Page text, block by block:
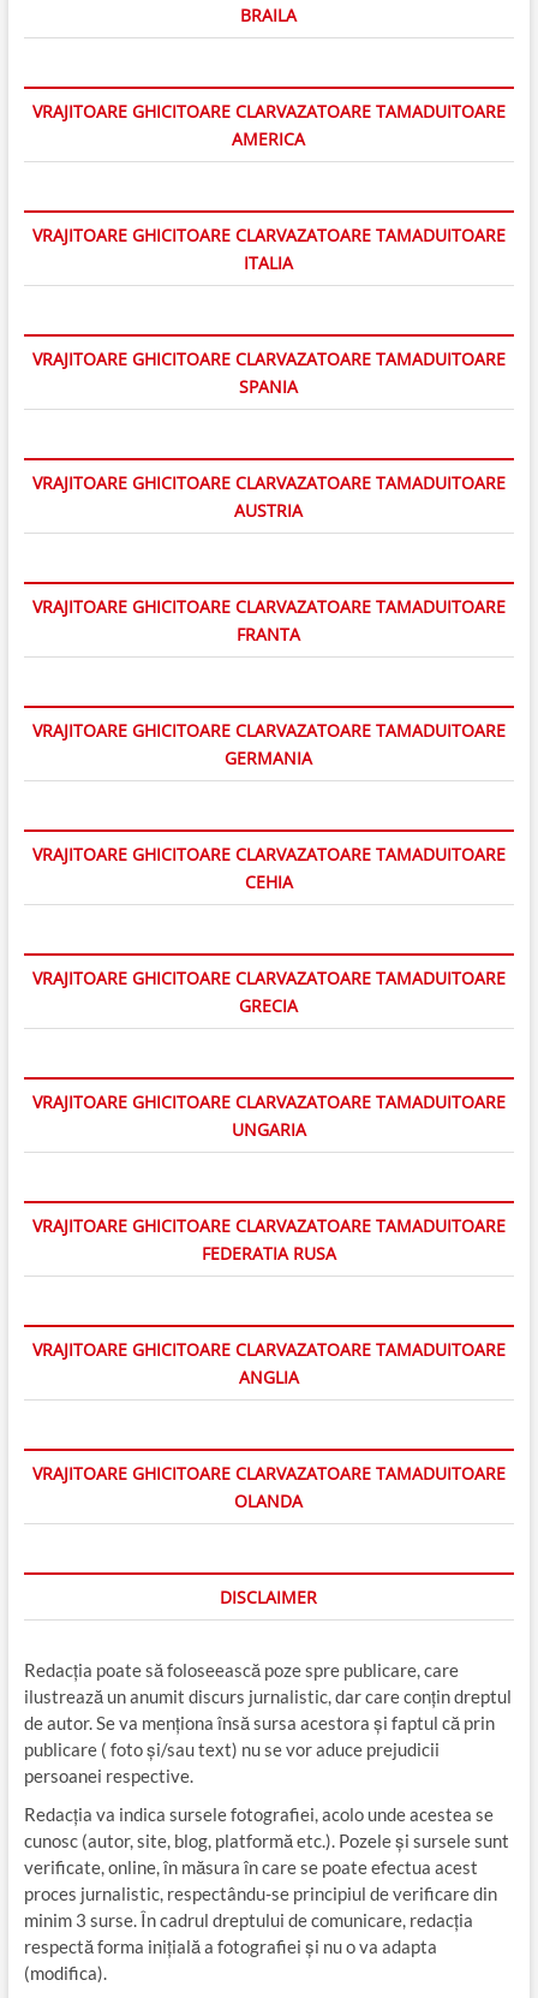
BRAILA
VRAJITOARE GHICITOARE CLARVAZATOARE TAMADUITOARE
AMERICA
VRAJITOARE GHICITOARE CLARVAZATOARE TAMADUITOARE
ITALIA
VRAJITOARE GHICITOARE CLARVAZATOARE TAMADUITOARE
SPANIA
VRAJITOARE GHICITOARE CLARVAZATOARE TAMADUITOARE
AUSTRIA
VRAJITOARE GHICITOARE CLARVAZATOARE TAMADUITOARE
FRANTA
VRAJITOARE GHICITOARE CLARVAZATOARE TAMADUITOARE
GERMANIA
VRAJITOARE GHICITOARE CLARVAZATOARE TAMADUITOARE
CEHIA
VRAJITOARE GHICITOARE CLARVAZATOARE TAMADUITOARE
GRECIA
VRAJITOARE GHICITOARE CLARVAZATOARE TAMADUITOARE
UNGARIA
VRAJITOARE GHICITOARE CLARVAZATOARE TAMADUITOARE
FEDERATIA RUSA
VRAJITOARE GHICITOARE CLARVAZATOARE TAMADUITOARE
ANGLIA
VRAJITOARE GHICITOARE CLARVAZATOARE TAMADUITOARE
OLANDA
DISCLAIMER
Redacția poate să foloseească poze spre publicare, care
ilustrează un anumit discurs jurnalistic, dar care conțin dreptul
de autor. Se va menționa însă sursa acestora și faptul că prin
publicare ( foto și/sau text) nu se vor aduce prejudicii
persoanei respective.
Redacția va indica sursele fotografiei, acolo unde acestea se
cunosc (autor, site, blog, platformă etc.). Pozele și sursele sunt
verificate, online, în măsura în care se poate efectua acest
proces jurnalistic, respectându-se principiul de verificare din
minim 3 surse. În cadrul dreptului de comunicare, redacția
respectă forma inițială a fotografiei și nu o va adapta
(modifica).